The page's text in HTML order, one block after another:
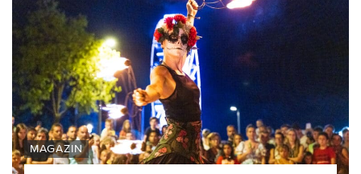
MAGAZIN